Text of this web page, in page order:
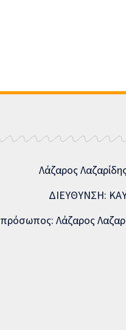
Λάζαρος
ΔΙΕΥΘΥΝΣΗ:
Λάζαρος